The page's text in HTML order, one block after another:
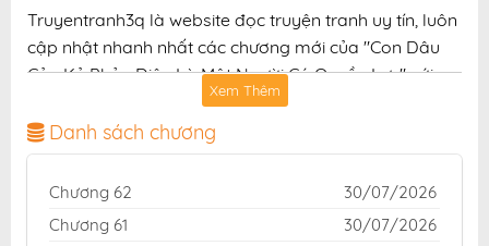
Truyentranh3q là website đọc truyện tranh uy tín, luôn
cập nhật nhanh nhất các chương mới của "Con Dâu
Của Kẻ Phản Diện Là Một Người Có Quyền Lực" với
chất lượng hình ảnh sắc nét, bản dịch chuẩn và giao
diện thân thiện, mang đến trải nghiệm đọc truyện hấp
dẫn, tiện lợi, hoàn toàn miễn phí cho độc giả yêu thích
truyện tranh online.
Xem Thêm
Danh sách chương
Chương 62
30/07/2026
Chương 61
30/07/2026